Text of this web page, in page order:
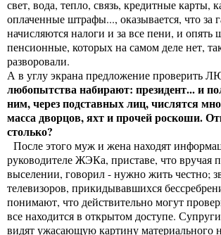
свет, вода, тепло, связь, кредитные карты,
оплаченные штрафы..., оказывается, что за
начисляются налоги и за все пени, и
пенсионные, которых на самом деле нет,
разворовали.
А в углу экрана предложение проверить
любопытства набирают: президент... и
ним, через подставных лиц, числятся
масса дворцов, яхт и прочей роскоши.
столько?
После этого муж и жена находят
руководителе ЖЭКа, приставе, что вручая
выселении, говорил - нужно жить честно;
телевизоров, прикидывавшихся
понимают, что действительно могут
все находится в открытом доступе.
видят ужасающую картину материального